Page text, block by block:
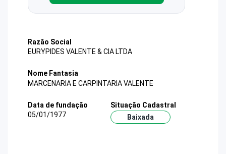
Razão Social
EURYPIDES VALENTE & CIA LTDA
Nome Fantasia
MARCENARIA E CARPINTARIA VALENTE
Data de fundação
05/01/1977
Situação Cadastral
Baixada